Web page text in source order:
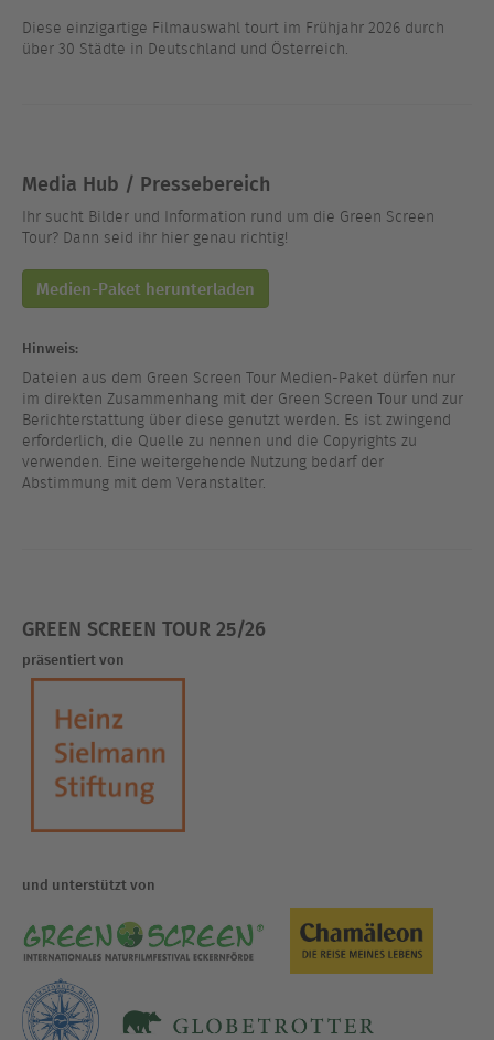
Diese einzigartige Filmauswahl tourt im Frühjahr 2026 durch
über 30 Städte in Deutschland und Österreich.
Media Hub / Pressebereich
Ihr sucht Bilder und Information rund um die Green Screen
Tour? Dann seid ihr hier genau richtig!
Medien-Paket herunterladen
Hinweis:
Dateien aus dem Green Screen Tour Medien-Paket dürfen nur
im direkten Zusammenhang mit der Green Screen Tour und zur
Berichterstattung über diese genutzt werden. Es ist zwingend
erforderlich, die Quelle zu nennen und die Copyrights zu
verwenden. Eine weitergehende Nutzung bedarf der
Abstimmung mit dem Veranstalter.
GREEN SCREEN TOUR 25/26
präsentiert von
und unterstützt von